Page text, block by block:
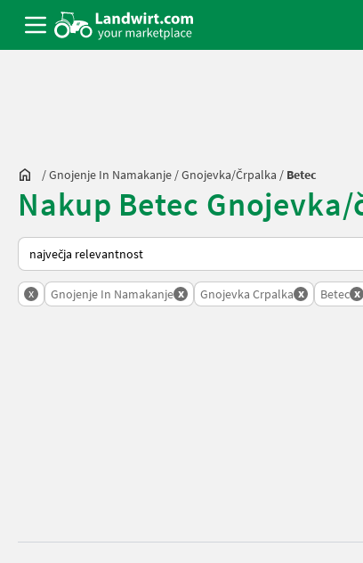
/Gnojenje In Namakanje /Gnojevka/črpalka / Betec
Nakup Betec
Tako je razvrščeno na Landwirt.com
x Gnojenje In Namakanje x Gnojevka Crpalka x Betec x